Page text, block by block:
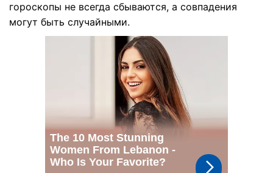
гороскопы не всегда сбываются, а совпадения
могут быть случайными.